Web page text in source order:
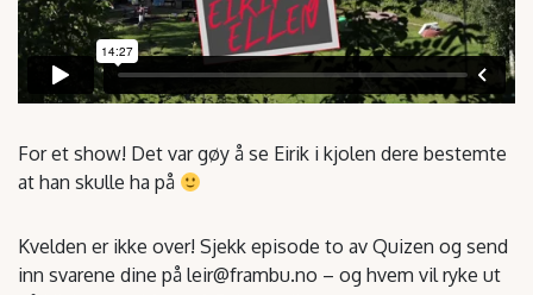
For et show! Det var gøy å se Eirik i kjolen dere bestemte
at han skulle ha på
Kvelden er ikke over! Sjekk episode to av Quizen og send
inn svarene dine på leir@frambu.no – og hvem vil ryke ut